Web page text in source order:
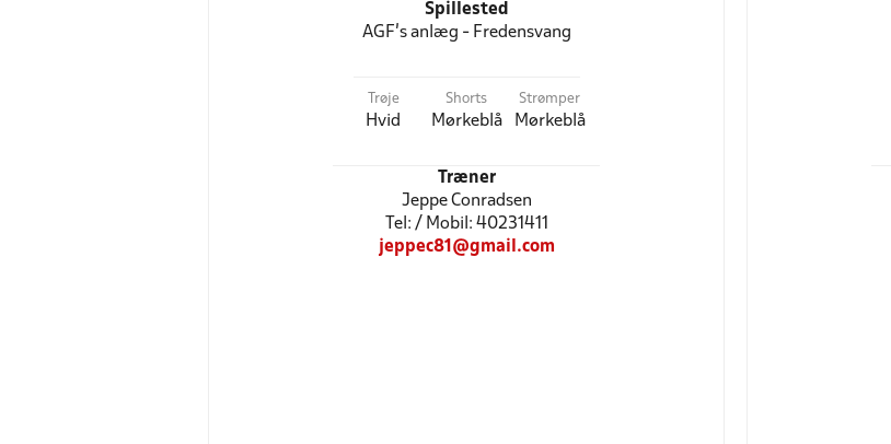
Spillested
AGF's anlæg - Fredensvang
Trøje
Hvid
Shorts
Mørkeblå
Strømper
Mørkeblå
Træner
Jeppe Conradsen
Tel: / Mobil: 40231411
jeppec81@gmail.com